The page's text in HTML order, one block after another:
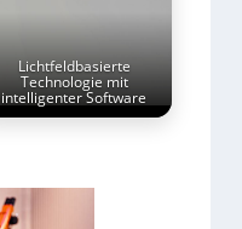
Lichtfeldbasierte
Technologie mit
intelligenter Software